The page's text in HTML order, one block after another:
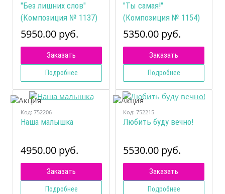
"Без лишних слов"
(Композиция № 1137)
5950.00 руб.
Заказать
Подробнее
"Ты самая!"
(Композиция № 1154)
5350.00 руб.
Заказать
Подробнее
Код: 752206
Наша малышка
4950.00 руб.
Заказать
Подробнее
Код: 752215
Любить буду вечно!
5530.00 руб.
Заказать
Подробнее